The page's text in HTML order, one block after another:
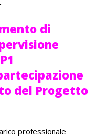
di
del Progetto
professionale